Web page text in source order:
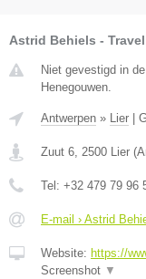
Astrid Behiels -
Niet gevestigd in
Henegouwen.
Antwerpen » Lier
Zuut 6 2500 Lier (
Tel: +32 479 79 96
E-mail › Astrid
Website: https://
Screenshot ▼